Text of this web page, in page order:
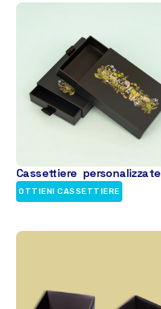
Cassettiere personalizzate
OTTIENI CASSETTIERE